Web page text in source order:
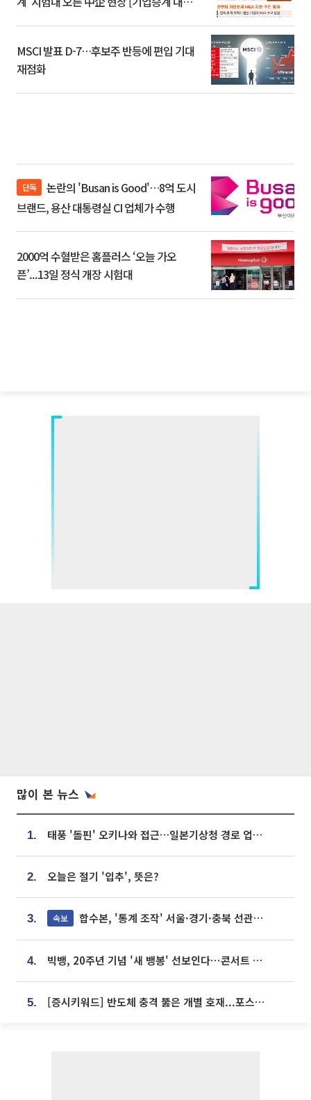
MSCI 발표 D-7…후보주 반등에 편입 기대
재점화
단독
브랜드, 용산 대통령실 CI 업체가 수행
2000억 수혈받은 홈플러스 ‘오늘 가오
픈’...13일 정식 개장 시험대
많이 본 뉴스
1. 태풍 '돌핀' 오키나와 접근…일본기상청 경로 업데이트
2. 오늘은 절기 '입추', 뜻은?
3. 속보 합수본, '통계 조작' 서울·경기·충북 선관위 등 추가 압수수색
4. 빅뱅, 20주년 기념 '새 뱅봉' 선보인다⋯콘서트 앞두고 팝업 개최
5. [증시키워드] 반도체 충격 뚫은 개별 호재...포스코퓨처엠·에코프로·한화솔루션 '눈길'